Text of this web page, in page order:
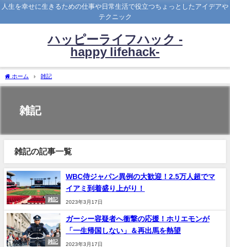
人生を幸せに生きるための仕事や日常生活で役立つちょっとしたアイデアや
テクニック
ハッピーライフハック -
happy lifehack-
ホーム 雑記
雑記
雑記の記事一覧
雑記
WBC侍ジャパン異例の大歓迎！2.5万人超でマ
イアミ到着盛り上がり！
2023年3月17日
雑記
ガーシー容疑者へ衝撃の応援！ホリエモンが
「一生帰国しない」＆再出馬を熱望
2023年3月17日